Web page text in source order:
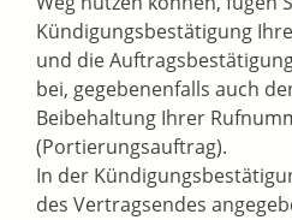
Kündigungsbestätigung
und die
bei, gegebenenfalls auch
Beibehaltung Ihrer
(Portierungsauftrag).
In der
des Vertragsendes